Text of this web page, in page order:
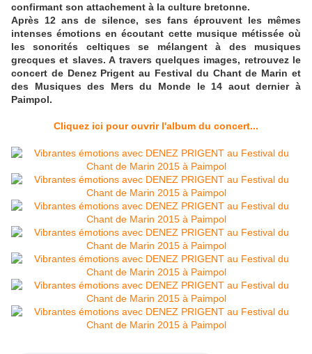
confirmant son attachement à la culture bretonne.
Après 12 ans de silence, ses fans éprouvent les mêmes
intenses émotions en écoutant cette musique métissée où
les sonorités celtiques se mélangent à des musiques
grecques et slaves. A travers quelques images, retrouvez le
concert de Denez Prigent au Festival du Chant de Marin et
des Musiques des Mers du Monde le 14 aout dernier à
Paimpol.
Cliquez ici pour ouvrir l'album du concert...